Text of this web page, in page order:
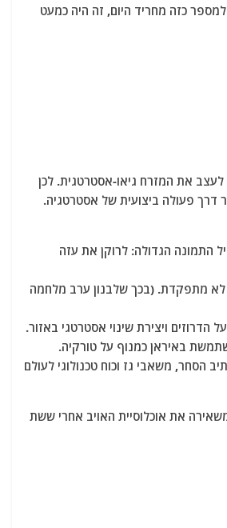
מגיעים למספר כזה מחריד היום, זה היה כמעט
את המזרח גיאו-אסטרטגית. לכן
דרך פעולה ביצועית של אסטרטגיה.
התמונה הגדולה: לרוקן את עזה
לא מתפקדת. (בכך שלבנון ערב מלחמה
ויצירת שינוי אסטרטגי באזור.
באיראן כמנוף על טורקיה.
הסחר, משאבי גז וכוח טכנולוגי לעולם
את אוכלוסיית האויב אחרי ששת